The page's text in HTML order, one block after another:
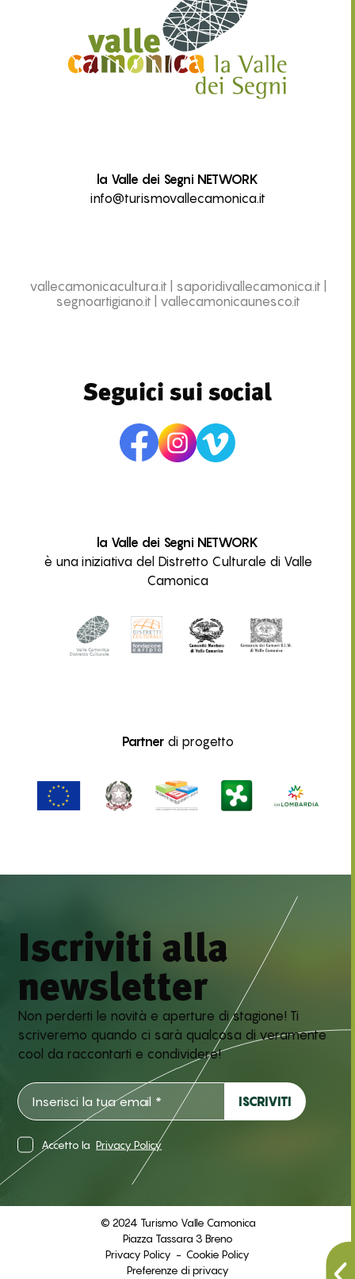
la Valle dei Segni NETWORK
info@turismovallecamonica.it
vallecamonicacultura.it saporidivallecamonica.it
segnoartigiano.it
vallecamonicaunesco.it
Seguici sui social
la Valle dei Segni NETWORK
è una iniziativa del Distretto Culturale di Valle
Camonica
Partnerdi progetto
Iscriviti alla
newsletter
Non perderti le novità e aperture di stagione! Ti
scriveremo quando ci sarà qualcosa di veramente
cool da raccontarti e condividere!
Accetto la Privacy Policy
© 2024 Turismo Valle Camonica
Piazza Tassara 3 Breno
Privacy Policy - Cookie Policy
Preferenze di privacy